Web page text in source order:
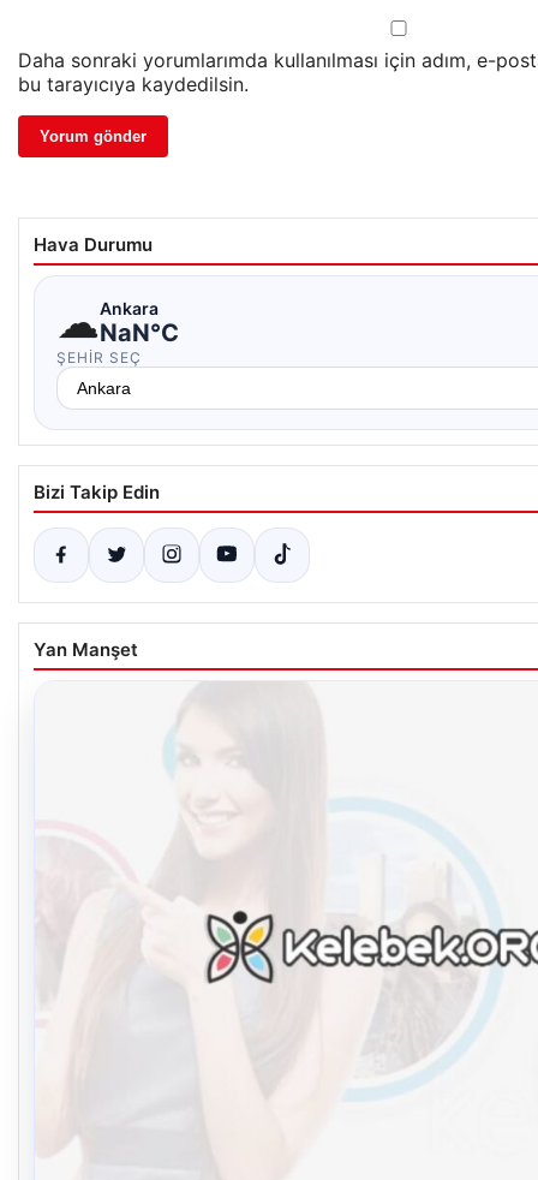
Daha sonraki yorumlarımda kullanılması için adım, e-
bu tarayıcıya kaydedilsin.
Hava Durumu
☁Ankara
NaN°C
ŞEHIR SEÇ
Bizi Takip Edin
Yan Manşet